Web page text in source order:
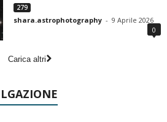
279
shara.astrophotography - 9 Aprile 2026
0
Carica altri